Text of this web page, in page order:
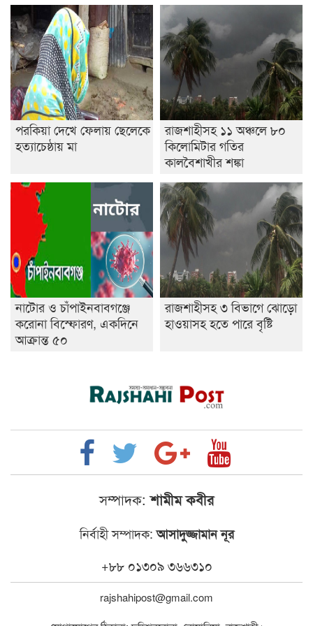
পরকিয়া দেখে ফেলায় ছেলেকে
হত্যাচেষ্ঠায় মা
রাজশাহীসহ ১১ অঞ্চলে ৮০
কিলোমিটার গতির
কালবৈশাখীর শঙ্কা
নাটোর ও চাঁপাইনবাবগঞ্জে
করোনা বিস্ফোরণ, একদিনে
আক্রান্ত ৫০
রাজশাহীসহ ৩ বিভাগে ঝোড়ো
হাওয়াসহ হতে পারে বৃষ্টি
সম্পাদক: শামীম কবীর
নির্বাহী সম্পাদক:আসাদুজ্জামান নূর
+৮৮ ০১৩০৯ ৩৬৬৩১০
rajshahipost@gmail.com